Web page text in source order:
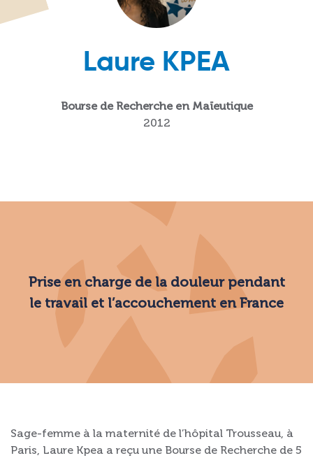
Laure KPEA
Bourse de Recherche en Maïeutique
2012
Prise en charge de la douleur pendant
le travail et l’accouchement en France
Sage-femme à la maternité de l’hôpital Trousseau, à
Paris, Laure Kpea a reçu une Bourse de Recherche de 5